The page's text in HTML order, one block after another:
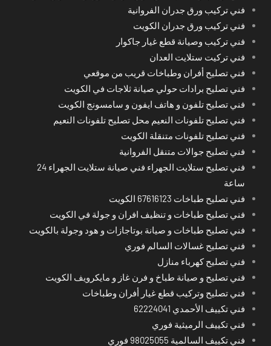
فني تركيب ورق جدران الفروانية
فني تركيب ورق جدران الكويت
فني تركيب وصيانة قطع غيار جاكوار
فني تركيت ستلايت العدان
فني تصليح أفران وطباخات قريب من موقعي
فني تصليح برادات حولي صيانة ثلاجات في الكويت
فني تصليح تلفون و هاتف ايفون و سامسونج الكويت
فني تصليح تلفونات النعيم محل تصليح تلفونات النعيم
فني تصليح تلفونات متنقلة الكويت
فني تصليح جوالات متنقل الفروانية
فني تصليح ستلايت الجهراء فني صيانة ستلايت الجهراء 24
ساعة
فني تصليح طباخات 67616123 الكويت
فني تصليح طباخات و تنظيف افران و جولة في الكويت
فني تصليح طباخات و صيانة بوتاجازات و هود وجولة بالكويت
فني تصليح غسالات السالم فوري
فني تصليح كهرباء منازل
فني تصليح و صيانة طباخ و فرن غاز و مايكرويف الكويت
فني تصليح وتركيب قطع غيار أفران وطباخات
فني تكييف الأحمدي 62224041
فني تكييف الرميثية فوري
فني تكييف السالمية 98025055 فوري